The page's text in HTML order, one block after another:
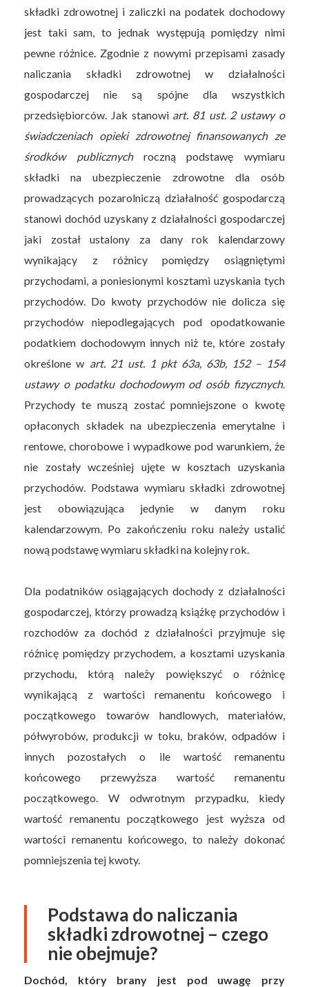
składki zdrowotnej i zaliczki na podatek dochodowy
jest taki sam, to jednak występują pomiędzy nimi
pewne różnice. Zgodnie z nowymi przepisami zasady
naliczania składki zdrowotnej w działalności
gospodarczej nie są spójne dla wszystkich
przedsiębiorców. Jak stanowi art. 81 ust. 2 ustawy o
świadczeniach opieki zdrowotnej finansowanych ze
środków publicznychroczną podstawę wymiaru
składki na ubezpieczenie zdrowotne dla osób
prowadzących pozarolniczą działalność gospodarczą
stanowi dochód uzyskany z działalności gospodarczej
jaki został ustalony za dany rok kalendarzowy
wynikający z różnicy pomiędzy osiągniętymi
przychodami, a poniesionymi kosztami uzyskania tych
przychodów. Do kwoty przychodów nie dolicza się
przychodów niepodlegających pod opodatkowanie
podatkiem dochodowym innych niż te, które zostały
określone w art. 21 ust. 1 pkt 63a, 63b, 152 – 154
ustawy o podatku dochodowym od osób fizycznych.
Przychody te muszą zostać pomniejszone o kwotę
opłaconych składek na ubezpieczenia emerytalne i
rentowe, chorobowe i wypadkowe pod warunkiem, że
nie zostały wcześniej ujęte w kosztach uzyskania
przychodów. Podstawa wymiaru składki zdrowotnej
jest obowiązująca jedynie w danym roku
kalendarzowym. Po zakończeniu roku należy ustalić
nową podstawę wymiaru składki na kolejny rok.
Dla podatników osiągających dochody z działalności
gospodarczej, którzy prowadzą książkę przychodów i
rozchodów za dochód z działalności przyjmuje się
różnicę pomiędzy przychodem, a kosztami uzyskania
przychodu, którą należy powiększyć o różnicę
wynikającą z wartości remanentu końcowego i
początkowego towarów handlowych, materiałów,
półwyrobów, produkcji w toku, braków, odpadów i
innych pozostałych o ile wartość remanentu
końcowego przewyższa wartość remanentu
początkowego. W odwrotnym przypadku, kiedy
wartość remanentu początkowego jest wyższa od
wartości remanentu końcowego, to należy dokonać
pomniejszenia tej kwoty.
Podstawa do naliczania
składki zdrowotnej – czego
nie obejmuje?
Dochód, który brany jest pod uwagę przy